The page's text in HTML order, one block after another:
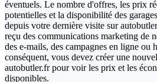
éventuels. Le nombre d'offres, les prix
potentielles et la disponibilité des
depuis votre dernière visite sur
reçu des communications marketing de
des e-mails, des campagnes en ligne ou
conséquent, vous devez créer une
autobutler.fr pour voir les prix et les
disponibles.